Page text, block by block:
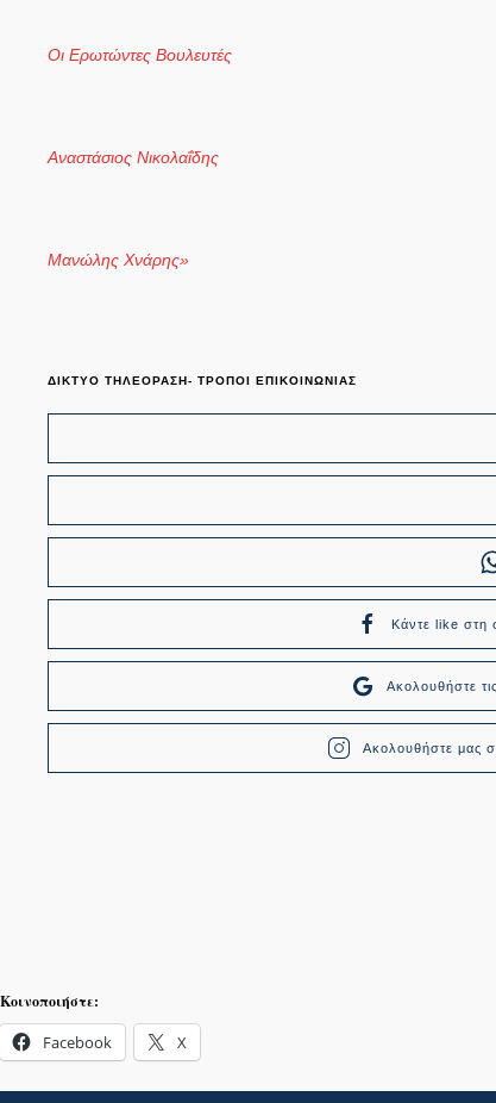
Οι Ερωτώντες Βουλευτές
Αναστάσιος Νικολαΐδης
Μανώλης Χνάρης»
ΔΙΚΤΥΟ ΤΗΛΕΟΡΑΣΗ- ΤΡΟΠΟΙ ΕΠΙΚΟΙΝΩΝΙΑΣ
Κάντε like στη
Ακολουθήστε
Ακολουθήστε μας
Κοινοποιήστε:
Facebook X